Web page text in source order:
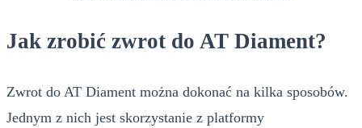
Jak zrobić zwrot do AT Diament?
Zwrot do AT Diament można dokonać na kilka sposobów.
Jednym z nich jest skorzystanie z platformy